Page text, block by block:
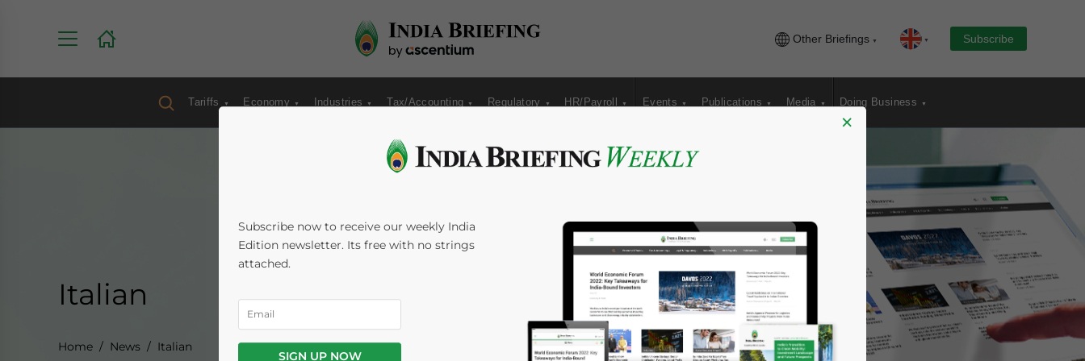
Other Briefings Subscribe
Tariffs Economy Industries Tax/Accounting Regulatory HR/Payroll Events Publications Media Doing Business
Italian
Home News Italian
×
Subscribe now to receive our weekly India
Edition newsletter. Its free with no strings
attached.
SIGN UP NOW